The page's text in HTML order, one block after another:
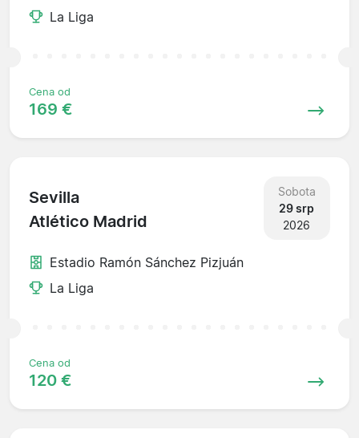
La Liga
Cena od
169 €
Sevilla
Atlético Madrid
Sobota
29 srp
2026
Estadio Ramón Sánchez Pizjuán
La Liga
Cena od
120 €